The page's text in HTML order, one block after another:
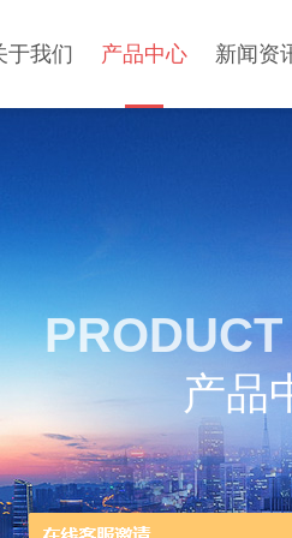
于我们 产品中心 新闻资
产品